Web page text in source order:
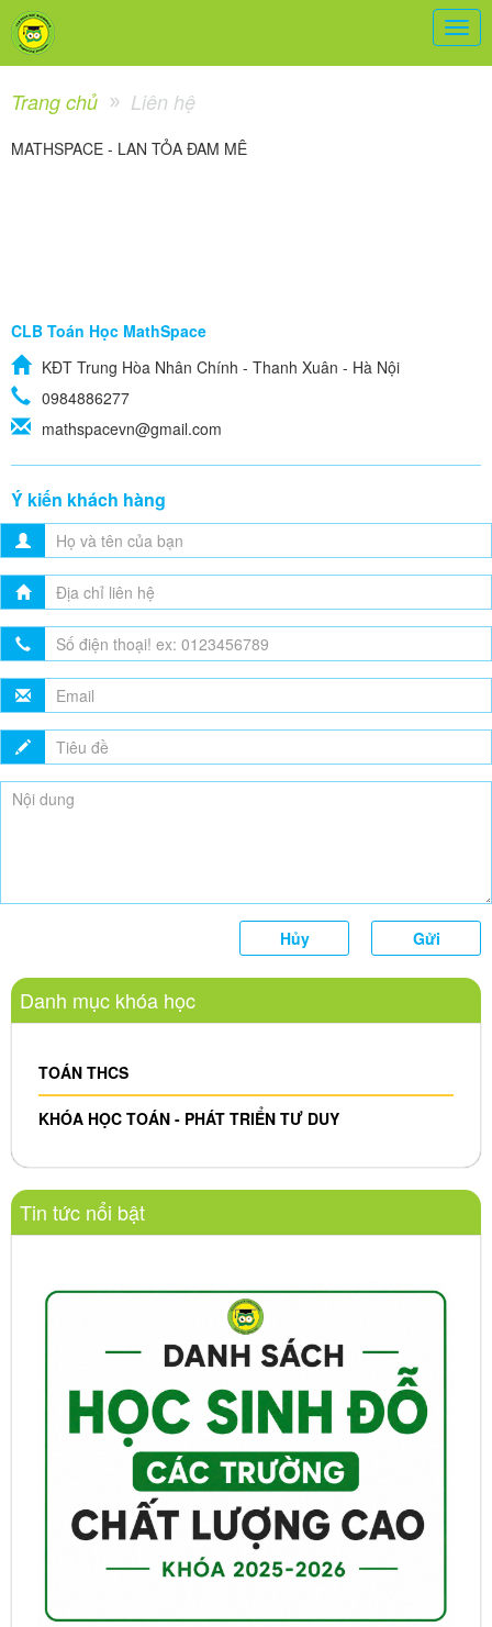
Trang chủ Liên hệ
MATHSPACE - LAN TỎA ĐAM MÊ
CLB Toán Học MathSpace
KĐT Trung Hòa Nhân Chính - Thanh Xuân - Hà Nội
0984886277
mathspacevn@gmail.com
Ý kiến khách hàng
Gửi
Hủy
Danh mục khóa học
TOÁN THCS
KHÓA HỌC TOÁN - PHÁT TRIỂN TƯ DUY
Tin tức nổi bật